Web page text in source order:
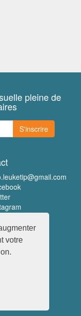
votre
pleine de
S'inscrire